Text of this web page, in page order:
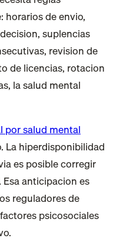
horarios de envio,
suplencias
revision de
de licencias, rotacion
la salud mental
por salud mental
La hiperdisponibilidad
es posible corregir
anticipacion es
reguladores de
psicosociales